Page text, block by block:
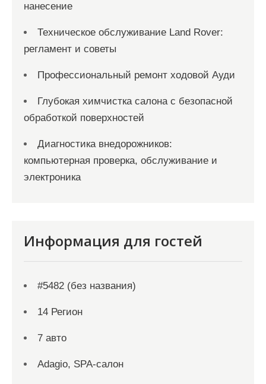
нанесение
Техническое обслуживание Land Rover:
регламент и советы
Профессиональный ремонт ходовой Ауди
Глубокая химчистка салона с безопасной
обработкой поверхностей
Диагностика внедорожников:
компьютерная проверка, обслуживание и
электроника
Информация для гостей
#5482 (без названия)
14 Регион
7 авто
Adagio, SPA-салон